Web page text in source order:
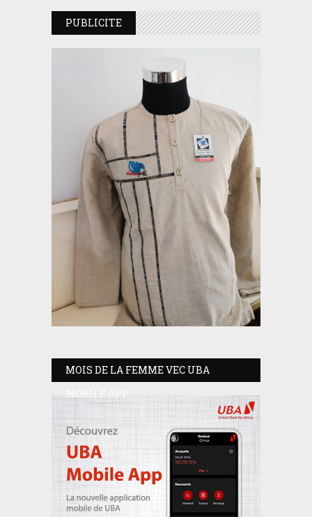
PUBLICITE
MOIS DE LA FEMME VEC UBA
MOBILE APP